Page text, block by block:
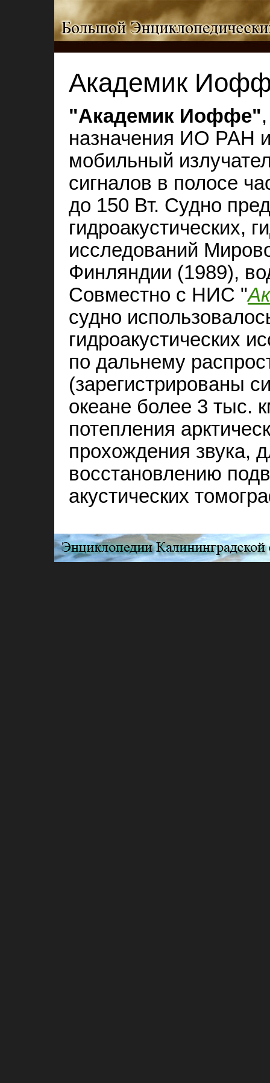
Академик
"Академик Иоффе"
назначения ИО
мобильный
сигналов в полосе
до 150 Вт. Судно
гидроакустических,
исследований
Финляндии (1989),
Совместно с НИС "
судно
гидроакустических
по дальнему
(зарегистрированы
океане более 3 тыс.
потепления
прохождения звука,
восстановлению
акустических